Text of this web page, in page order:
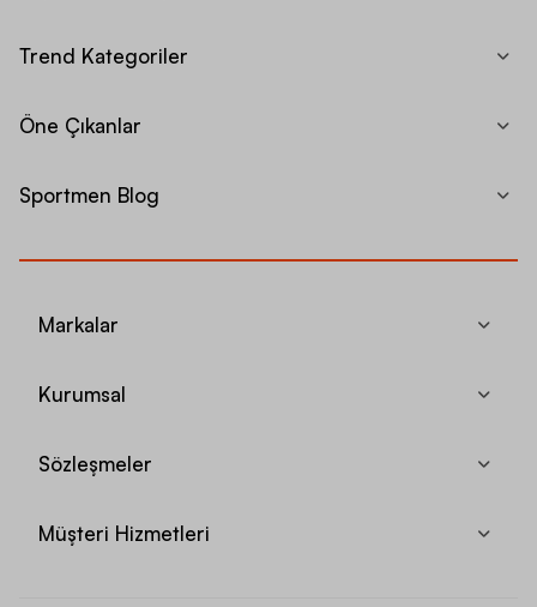
Trend Kategoriler
Öne Çıkanlar
Sportmen Blog
Markalar
Kurumsal
Sözleşmeler
Müşteri Hizmetleri